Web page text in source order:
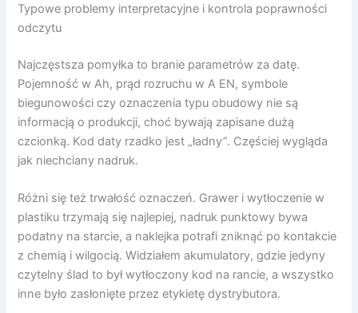
Typowe problemy interpretacyjne i kontrola poprawności
odczytu
Najczęstsza pomyłka to branie parametrów za datę.
Pojemność w Ah, prąd rozruchu w A EN, symbole
biegunowości czy oznaczenia typu obudowy nie są
informacją o produkcji, choć bywają zapisane dużą
czcionką. Kod daty rzadko jest „ładny”. Częściej wygląda
jak niechciany nadruk.
Różni się też trwałość oznaczeń. Grawer i wytłoczenie w
plastiku trzymają się najlepiej, nadruk punktowy bywa
podatny na starcie, a naklejka potrafi zniknąć po kontakcie
z chemią i wilgocią. Widziałem akumulatory, gdzie jedyny
czytelny ślad to był wytłoczony kod na rancie, a wszystko
inne było zasłonięte przez etykietę dystrybutora.